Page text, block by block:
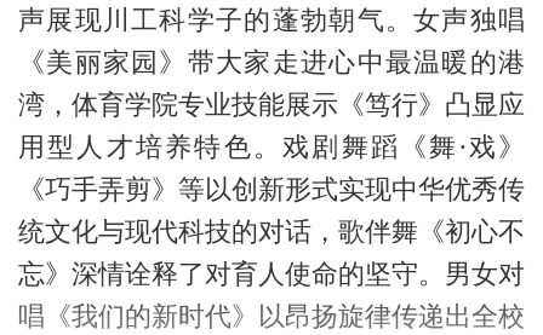
声展现川工科学子的蓬勃朝气。女声独唱
《美丽家园》带大家走进心中最温暖的港
湾，体育学院专业技能展示《笃行》凸显应
用型人才培养特色。戏剧舞蹈《舞·戏》
《巧手弄剪》等以创新形式实现中华优秀传
统文化与现代科技的对话，歌伴舞《初心不
忘》深情诠释了对育人使命的坚守。男女对
唱《我们的新时代》以昂扬旋律传递出全校